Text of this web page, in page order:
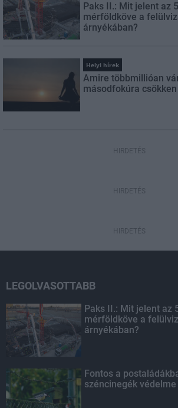
Paks II.: Mit jelent az
mérföldköve a
árnyékában?
Helyi hírek
Amire többmillióan
másodfokúra
HIRDETÉS
HIRDETÉS
HIRDETÉS
LEGOLVASOTTABB
Paks II.: Mit jelent az
mérföldköve a
árnyékában?
Fontos a
széncinegék védelme